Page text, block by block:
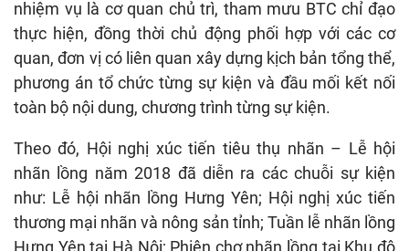
nhiệm vụ là cơ quan chủ trì, tham mưu BTC chỉ đạo
thực hiện, đồng thời chủ động phối hợp với các cơ
quan, đơn vị có liên quan xây dựng kịch bản tổng thể,
phương án tổ chức từng sự kiện và đầu mối kết nối
toàn bộ nội dung, chương trình từng sự kiện.
Theo đó, Hội nghị xúc tiến tiêu thụ nhãn – Lễ hội
nhãn lồng năm 2018 đã diễn ra các chuỗi sự kiện
như: Lễ hội nhãn lồng Hưng Yên; Hội nghị xúc tiến
thương mại nhãn và nông sản tỉnh; Tuần lễ nhãn lồng
Hưng Yên tại Hà Nội; Phiên chợ nhãn lồng tại Khu đô